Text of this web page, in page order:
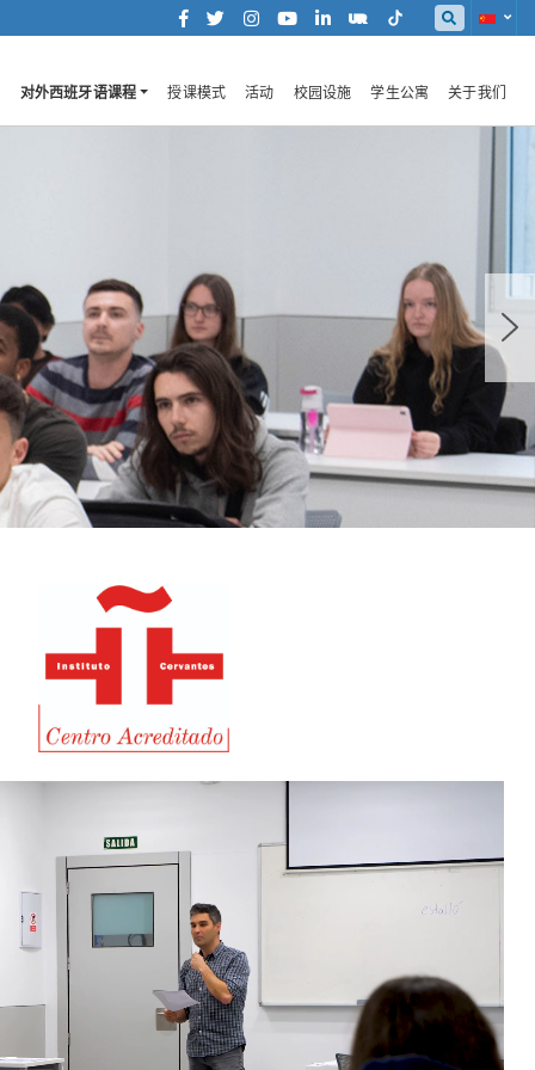
对外西班牙语课程 授课模式 活动 校园设施 学生公寓 关于我们